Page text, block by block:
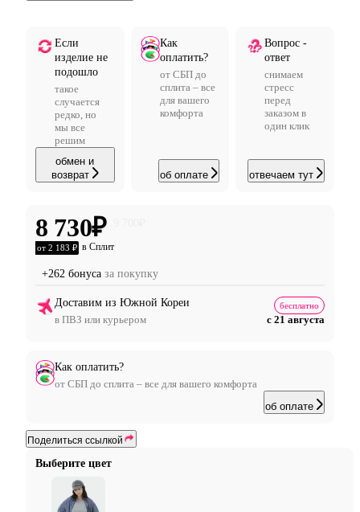
Если
изделие не
подошло
такое
случается
редко, но
мы все
решим
обмен и
возврат
Как
оплатить?
от СБП до
сплита – все
для вашего
комфорта
об оплате
Вопрос -
ответ
снимаем
стресс
перед
заказом в
один клик
отвечаем тут
Выберите цвет
8 730₽
от 2 183 ₽ в Сплит
+262 бонуса за покупку
Доставим из Южной Кореи
в ПВЗ или курьером
бесплатно
с 21 августа
Как оплатить?
от СБП до сплита – все для вашего комфорта
об оплате
Поделиться ссылкой